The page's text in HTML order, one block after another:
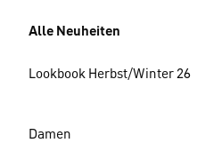
Alle Neuheiten
Lookbook Herbst/Winter 26
Damen